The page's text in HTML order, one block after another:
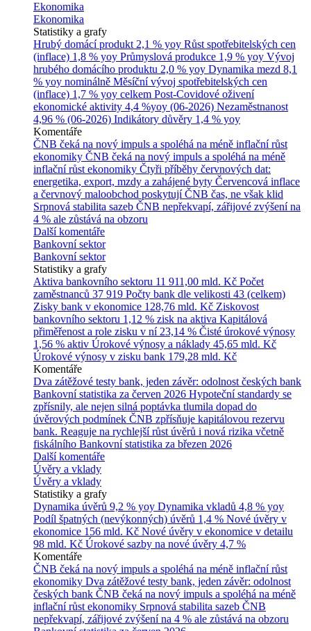
Ekonomika
Ekonomika
Statistiky a grafy
Hrubý domácí produkt 2,1 % yoy Růst spotřebitelských cen
(inflace) 1,8 % yoy Průmyslová produkce 1,9 % yoy Vývoj
hrubého domácího produktu 2,0 % yoy Dynamika mezd 8,1
% yoy nominálně Měsíční vývoj spotřebitelských cen
(inflace) 1,7 % yoy celkem Post-Covidové oživení
ekonomické aktivity 4,4 %yoy (06-2026) Nezaměstnanost
4,96 % (06-2026) Indikátory důvěry 1,4 % yoy
Komentáře
ČNB čeká na nový impuls a spoléhá na méně inflační růst
ekonomiky ČNB čeká na nový impuls a spoléhá na méně
inflační růst ekonomiky Čtyři příběhy červnových dat:
energetika, export, mzdy a zahájené byty Červencová inflace
a červnový maloobchod poskytují ČNB čas, ne však klid
Srpnová stabilita sazeb ČNB nepřekvapí, zářijové zvýšení na
4 % ale zůstává na obzoru
Další komentáře
Bankovní sektor
Bankovní sektor
Statistiky a grafy
Aktiva bankovního sektoru 11 911,00 mld. Kč Počet
zaměstnanců 37 919 Počty bank dle velikosti 43 (celkem)
Zisky bank v ekonomice 128,76 mld. Kč Ziskovost
bankovního sektoru 1,12 % zisk na aktiva Kapitálová
přiměřenost a role zisku v ní 23,14 % Čisté úrokové výnosy
1,56 % aktiv Úrokové výnosy a náklady 45,65 mld. Kč
Úrokové výnosy v zisku bank 179,28 mld. Kč
Komentáře
Dva zátěžové testy bank, jeden závěr: odolnost českých bank
Bankovní statistika za červen 2026 Hypoteční standardy se
zpřísnily, ale nejen silná poptávka tlumila dopad do
úvěrových podmínek ČNB zpřísňuje kapitálovou rezervu
bank. Reaguje na rychlejší růst úvěrů i nová rizika včetně
fiskálního Bankovní statistika za březen 2026
Další komentáře
Úvěry a vklady
Úvěry a vklady
Statistiky a grafy
Dynamika úvěrů 9,2 % yoy Dynamika vkladů 4,8 % yoy
Podíl špatných (nevýkonných) úvěrů 1,4 % Nové úvěry v
ekonomice 156 mld. Kč Nové úvěry v ekonomice v detailu
98 mld. Kč Úrokové sazby na nové úvěry 4,7 %
Komentáře
ČNB čeká na nový impuls a spoléhá na méně inflační růst
ekonomiky Dva zátěžové testy bank, jeden závěr: odolnost
českých bank ČNB čeká na nový impuls a spoléhá na méně
inflační růst ekonomiky Srpnová stabilita sazeb ČNB
nepřekvapí, zářijové zvýšení na 4 % ale zůstává na obzoru